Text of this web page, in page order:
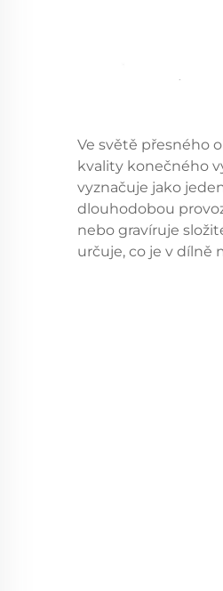
Ve světě přesného
kvality konečného
vyznačuje jako
dlouhodobou
nebo gravíruje
určuje, co je v dílně